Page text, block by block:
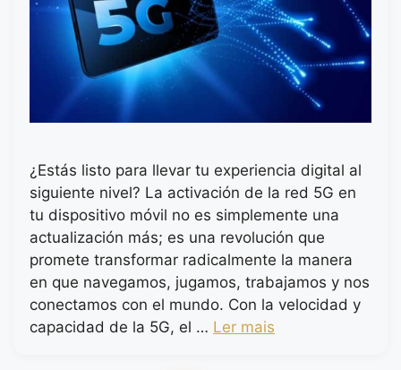
¿Estás listo para llevar tu experiencia digital al
siguiente nivel? La activación de la red 5G en
tu dispositivo móvil no es simplemente una
actualización más; es una revolución que
promete transformar radicalmente la manera
en que navegamos, jugamos, trabajamos y nos
conectamos con el mundo. Con la velocidad y
capacidad de la 5G, el … Ler mais